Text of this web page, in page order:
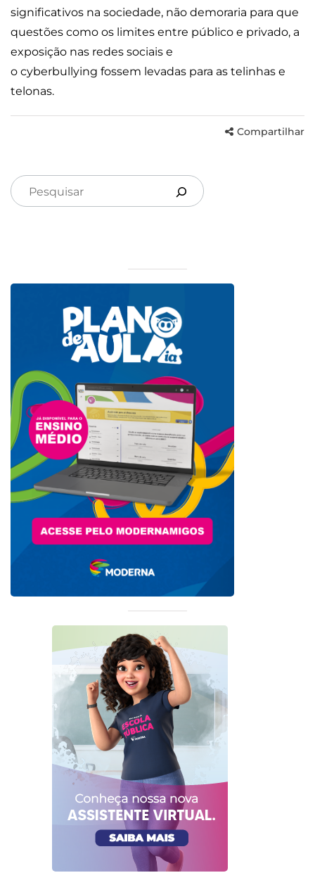
significativos na sociedade, não demoraria para que
questões como os limites entre público e privado, a
exposição nas redes sociais e
o cyberbullying fossem levadas para as telinhas e
telonas.
Compartilhar